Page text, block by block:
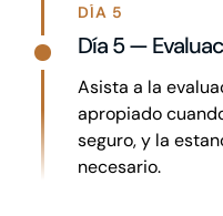
DÍA 5
Día 5 —
Asista a la
apropiado
seguro, y la
necesario.